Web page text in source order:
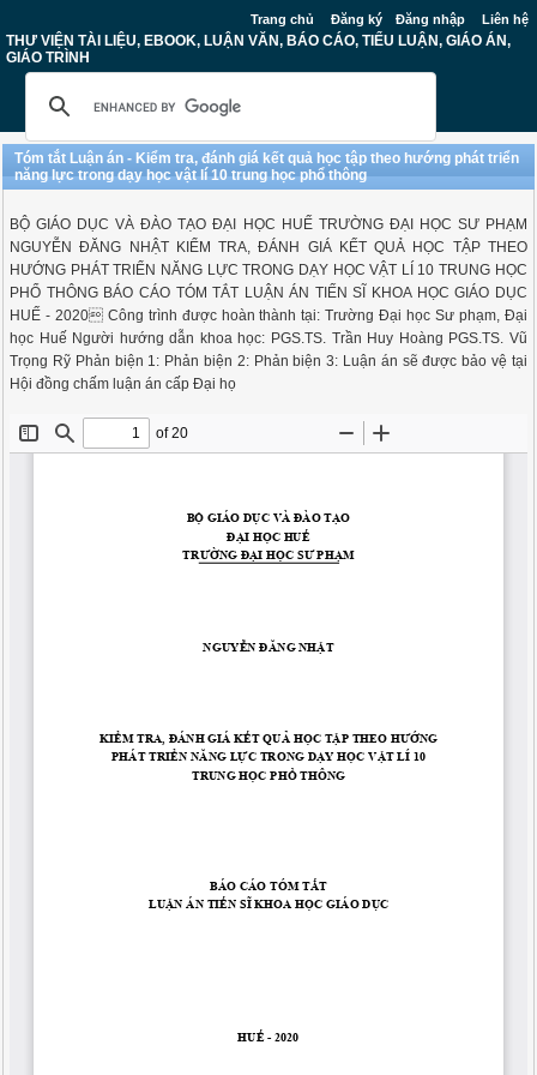
Trang chủ Đăng ký Đăng nhập Liên hệ
THƯ VIỆN TÀI LIỆU, EBOOK, LUẬN VĂN, BÁO CÁO, TIỂU LUẬN, GIÁO ÁN,
GIÁO TRÌNH
Tóm tắt Luận án - Kiểm tra, đánh giá kết quả học tập theo hướng phát triển
năng lực trong dạy học vật lí 10 trung học phổ thông
BỘ GIÁO DỤC VÀ ĐÀO TẠO ĐẠI HỌC HUẾ TRƯỜNG ĐẠI HỌC SƯ PHẠM
NGUYỄN ĐĂNG NHẬT KIỂM TRA, ĐÁNH GIÁ KẾT QUẢ HỌC TẬP THEO
HƯỚNG PHÁT TRIỂN NĂNG LỰC TRONG DẠY HỌC VẬT LÍ 10 TRUNG HỌC
PHỔ THÔNG BÁO CÁO TÓM TẮT LUẬN ÁN TIẾN SĨ KHOA HỌC GIÁO DỤC
HUẾ - 2020 Công trình được hoàn thành tại: Trường Đại học Sư phạm, Đại
học Huế Người hướng dẫn khoa học: PGS.TS. Trần Huy Hoàng PGS.TS. Vũ
Trọng Rỹ Phản biện 1: Phản biện 2: Phản biện 3: Luận án sẽ được bảo vệ tại
Hội đồng chấm luận án cấp Đại họ